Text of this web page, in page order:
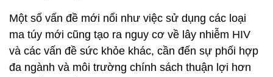
Một số vấn đề mới nổi như việc sử dụng các loại
ma túy mới cũng tạo ra nguy cơ về lây nhiễm HIV
và các vấn đề sức khỏe khác, cần đến sự phối hợp
đa ngành và môi trường chính sách thuận lợi hơn